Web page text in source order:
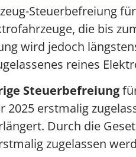
Steuerbefreiung
die bis
wird jedoch
reines
Steuerbefreiung
2025 erstmalig
Durch die
zugelassen